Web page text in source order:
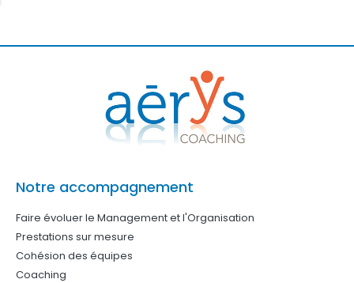
Notre accompagnement
Faire évoluer le Management et l'Organisation
Prestations sur mesure
Cohésion des équipes
Coaching